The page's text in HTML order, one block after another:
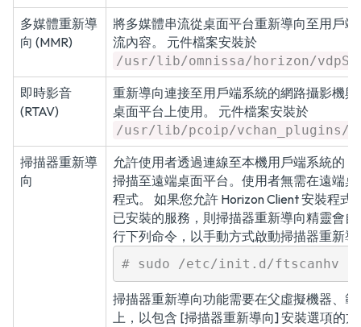
多媒體重新導
向 (MMR)
將多媒體串流從桌面平台重新導向至用戶
流內容。 元件檔案安裝於
/usr/lib/omnissa/horizon/
即時影音
(RTAV)
重新導向連接至用戶端系統的網路攝影機
桌面平台上使用。 元件檔案安裝於
/usr/lib/pcoip/vchan_plugins/
掃描器重新導
向
允許使用者透過連線至本機用戶端系統的
掃描至遠端桌面平台。使用者無需在遠端
程式。 如果您允許 Horizon Client 安裝程
已安裝的服務，則掃描器重新導向精靈會
行下列命令，以手動方式啟動掃描器重新
# sudo /etc/init.d/ftscanhv
掃描器重新導向功能需要在父虛擬機器、範
上，以包含 [掃描器重新導向] 安裝選項的